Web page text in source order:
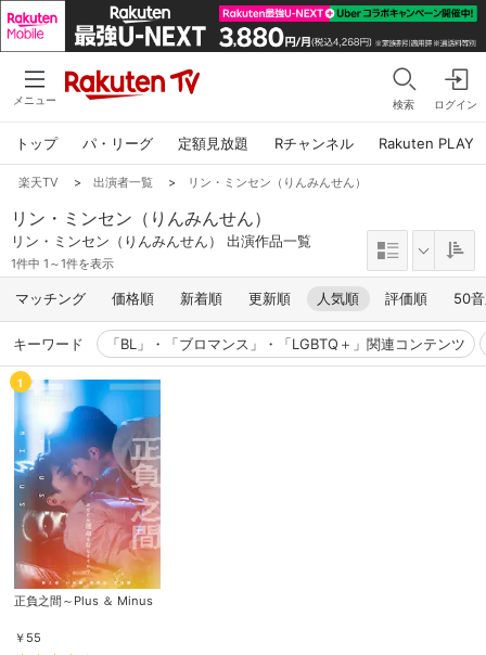
メニュー 検索 ログイン
トップ パ・リーグ 定額見放題 Rチャンネル Rakuten PLAY
楽天TV > 出演者一覧 > リン・ミンセン（りんみんせん）
リン・ミンセン（りんみんせん）
リン・ミンセン（りんみんせん） 出演作品一覧
1件中 1～1件を表示
マッチング 価格順 新着順 更新順 人気順 評価順 50
キーワード 「BL」・「ブロマンス」・「LGBTQ＋」関連コンテンツ
1
正負之間～Plus ＆ Minus
￥ 55